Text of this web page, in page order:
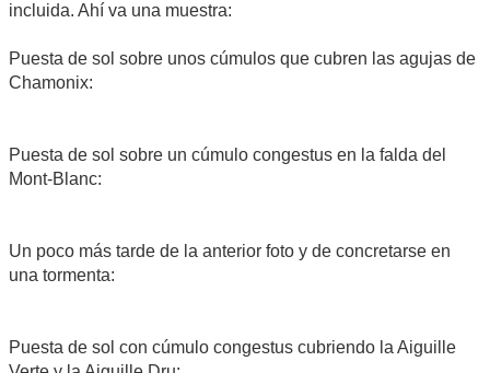
incluida. Ahí va una muestra:
Puesta de sol sobre unos cúmulos que cubren las agujas de
Chamonix:
Puesta de sol sobre un cúmulo congestus en la falda del
Mont-Blanc:
Un poco más tarde de la anterior foto y de concretarse en
una tormenta:
Puesta de sol con cúmulo congestus cubriendo la Aiguille